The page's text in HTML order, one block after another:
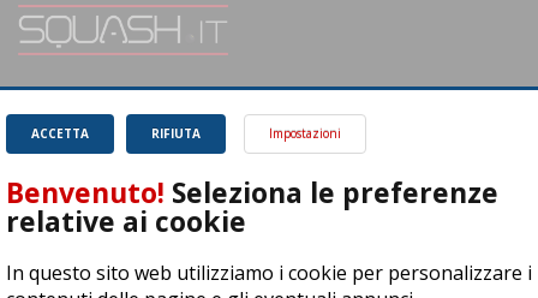
magnifico sport.
Leggi
RIFIUTA
ACCETTA Impostazioni
Benvenuto! Seleziona le preferenze
relative ai cookie
In questo sito web utilizziamo i cookie per personalizzare i
ASD Let's Sport - Via T. Olivelli 3, 25014 Castenedolo (BS) - P. Iva: